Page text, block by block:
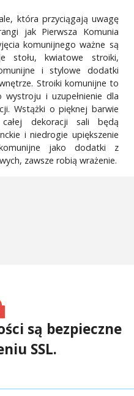
która przyciągają uwagę
jak Pierwsza Komunia
komunijnego ważne są
stołu, kwiatowe stroiki,
i stylowe dodatki
Stroiki komunijne to
wystroju i uzupełnienie dla
Wstążki o pięknej barwie
dekoracji sali będą
i niedrogie upiększenie
jako dodatki z
zawsze robią wrażenie.
są bezpieczne
SSL.